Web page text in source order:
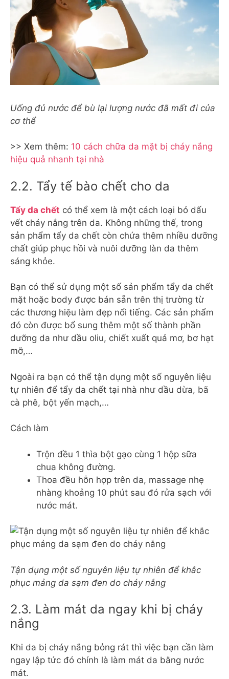
Uống đủ nước để bù lại lượng nước đã mất đi của
cơ thể
>> Xem thêm: 10 cách chữa da mặt bị cháy nắng
hiệu quả nhanh tại nhà
2.2. Tẩy tế bào chết cho da
Tẩy da chết có thể xem là một cách loại bỏ dấu
vết cháy nắng trên da. Không những thế, trong
sản phẩm tẩy da chết còn chứa thêm nhiều dưỡng
chất giúp phục hồi và nuôi dưỡng làn da thêm
sáng khỏe.
Bạn có thể sử dụng một số sản phẩm tẩy da chết
mặt hoặc body được bán sẵn trên thị trường từ
các thương hiệu làm đẹp nổi tiếng. Các sản phẩm
đó còn được bổ sung thêm một số thành phần
dưỡng da như dầu oliu, chiết xuất quả mơ, bơ hạt
mỡ,…
Ngoài ra bạn có thể tận dụng một số nguyên liệu
tự nhiên để tẩy da chết tại nhà như dầu dừa, bã
cà phê, bột yến mạch,…
Cách làm
Trộn đều 1 thìa bột gạo cùng 1 hộp sữa
chua không đường.
Thoa đều hỗn hợp trên da, massage nhẹ
nhàng khoảng 10 phút sau đó rửa sạch với
nước mát.
Tận dụng một số nguyên liệu tự nhiên để khắc
phục mảng da sạm đen do cháy nắng
2.3. Làm mát da ngay khi bị cháy
nắng
Khi da bị cháy nắng bỏng rát thì việc bạn cần làm
ngay lập tức đó chính là làm mát da bằng nước
mát.